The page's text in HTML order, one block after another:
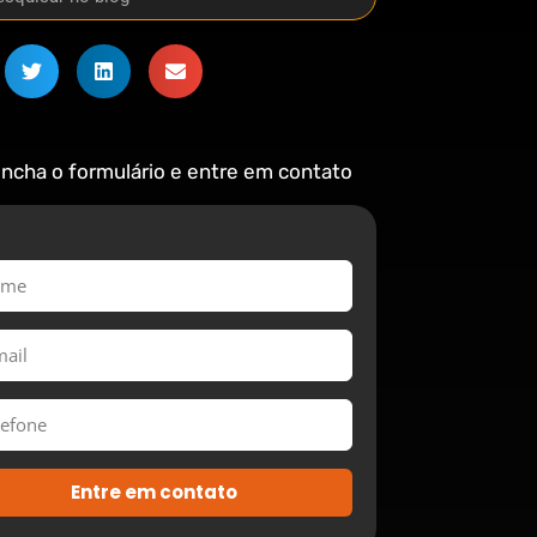
o formulário e entre em contato
Entre em contato